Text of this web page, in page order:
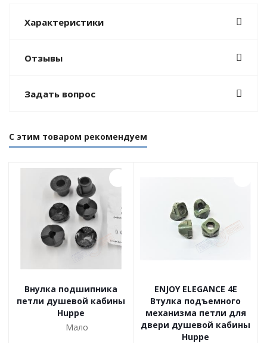
Характеристики
Отзывы
Задать вопрос
С этим товаром рекомендуем
Внулка подшипника
петли душевой кабины
Huppe
Мало
ENJOY ELEGANCE 4E
Втулка подъемного
механизма петли для
двери душевой кабины
Huppe